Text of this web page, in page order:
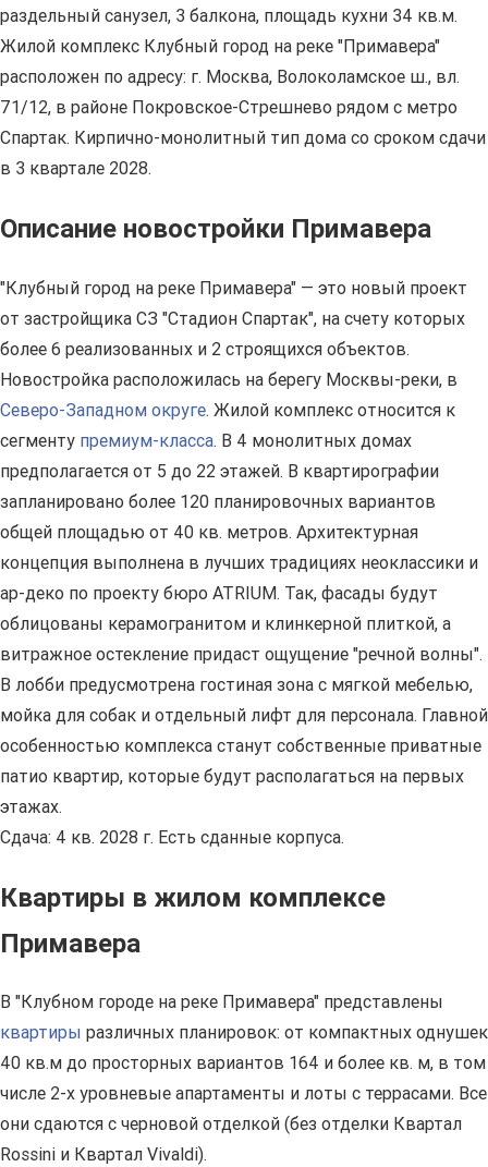
раздельный санузел, 3 балкона, площадь кухни 34 кв.м.
Жилой комплекс Клубный город на реке "Примавера"
расположен по адресу: г. Москва, Волоколамское ш., вл.
71/12, в районе Покровское-Стрешнево рядом с метро
Спартак. Кирпично-монолитный тип дома со сроком сдачи
в 3 квартале 2028.
Описание новостройки Примавера
"Клубный город на реке Примавера" — это новый проект
от застройщика СЗ "Стадион Спартак", на счету которых
более 6 реализованных и 2 строящихся объектов.
Новостройка расположилась на берегу Москвы-реки, в
Северо-Западном округе. Жилой комплекс относится к
сегменту премиум-класса. В 4 монолитных домах
предполагается от 5 до 22 этажей. В квартирографии
запланировано более 120 планировочных вариантов
общей площадью от 40 кв. метров. Архитектурная
концепция выполнена в лучших традициях неоклассики и
ар-деко по проекту бюро ATRIUM. Так, фасады будут
облицованы керамогранитом и клинкерной плиткой, а
витражное остекление придаст ощущение "речной волны".
В лобби предусмотрена гостиная зона с мягкой мебелью,
мойка для собак и отдельный лифт для персонала. Главной
особенностью комплекса станут собственные приватные
патио квартир, которые будут располагаться на первых
этажах.
Сдача: 4 кв. 2028 г. Есть сданные корпуса.
Квартиры в жилом комплексе
Примавера
В "Клубном городе на реке Примавера" представлены
квартиры различных планировок: от компактных однушек
40 кв.м до просторных вариантов 164 и более кв. м, в том
числе 2-х уровневые апартаменты и лоты с террасами. Все
они сдаются с черновой отделкой (без отделки Квартал
Rossini и Квартал Vivaldi).